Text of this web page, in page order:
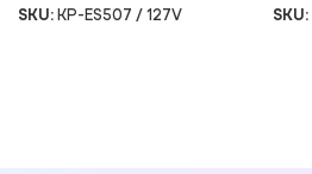
SKU:KP-ES507 / 127V SKU: